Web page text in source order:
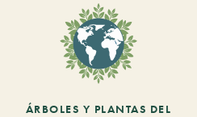
ÁRBOLES Y PLANTAS DEL